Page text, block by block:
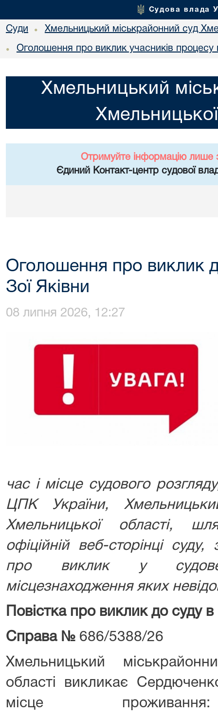
Судова влада
Суди • Хмельницький міськрайонний суд
• Оголошення про виклик учасників процесу
Хмельницький
Отримуйте інформацію лише
Єдиний Контакт-центр судової
Оголошення про виклик
Зої Яківни
08 липня 2026, 12:27
час і місце судового
ЦПК України,
Хмельницької області,
офіційній веб-сторінці
про виклик у судове
місцезнаходження яких
Повістка про виклик до суду в
Справа № 686/5388/26
Хмельницький
області викликає
місце